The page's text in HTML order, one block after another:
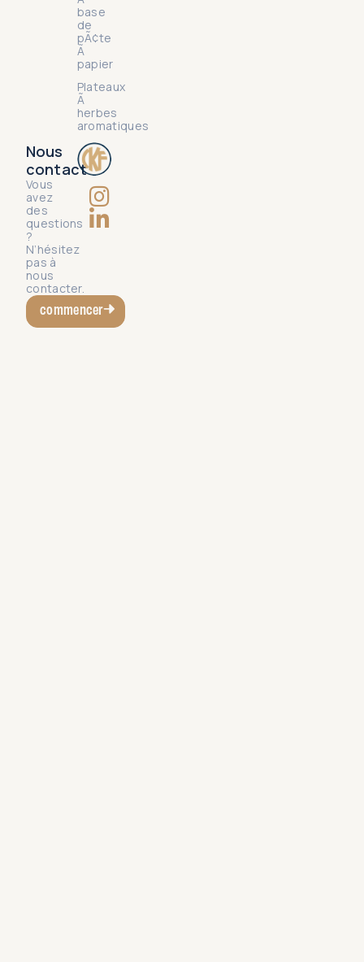
base
de
pÃ¢te
Ã
papier
Plateaux
Ã
herbes
aromatiques
Nous
contact
Vous
avez
des
questions
?
N’hésitez
pas à
nous
contacter.
commencer